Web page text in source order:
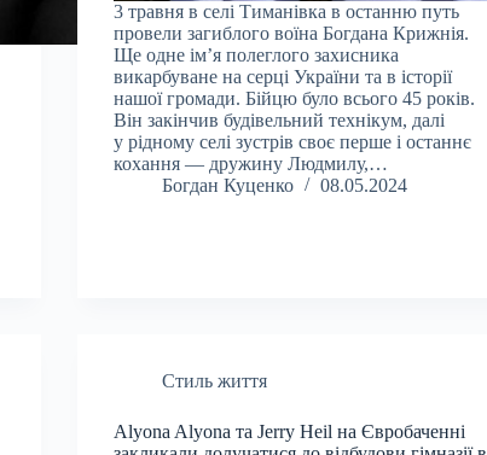
3 травня в селі Тиманівка в останню путь
провели загиблого воїна Богдана Крижнія.
Ще одне ім’я полеглого захисника
викарбуване на серці України та в історії
нашої громади. Бійцю було всього 45 років.
Він закінчив будівельний технікум, далі
у рідному селі зустрів своє перше і останнє
кохання — дружину Людмилу,…
Богдан Куценко
08.05.2024
Стиль життя
Alyona Alyona та Jerry Heil на Євробаченні